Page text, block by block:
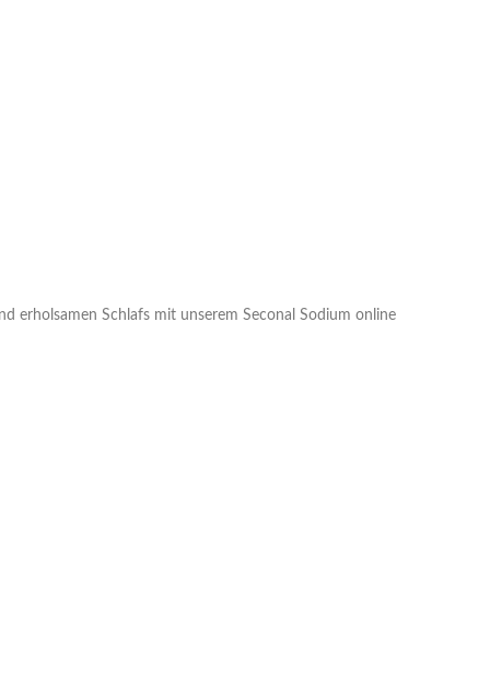
erholsamen Schlafs mit unserem Seconal Sodium online